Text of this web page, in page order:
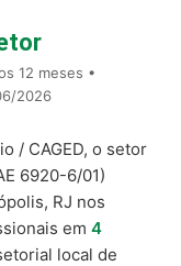
12 meses •
2026
/ CAGED, o setor
6920-6/01)
RJ nos
em 4
local de